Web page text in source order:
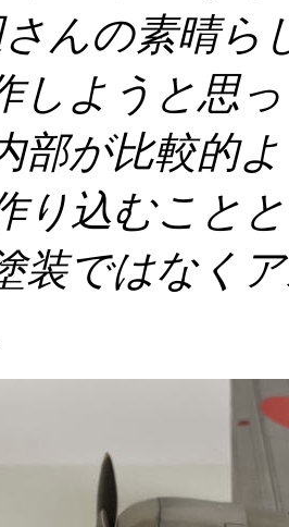
さんの素晴ら
しようと思
部が比較的
り込むこと
装ではなく